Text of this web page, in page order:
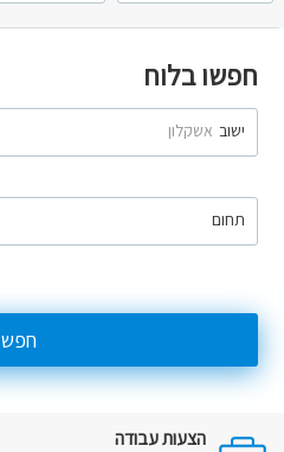
חפשו בלוח
ישוב אשקלון
תחום
חפש
הצעות עבודה